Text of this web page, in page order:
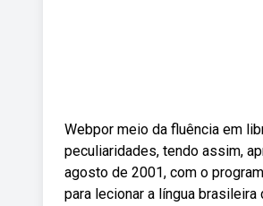
Webpor meio da fluência em
peculiaridades, tendo assim,
agosto de 2001, com o
para lecionar a língua